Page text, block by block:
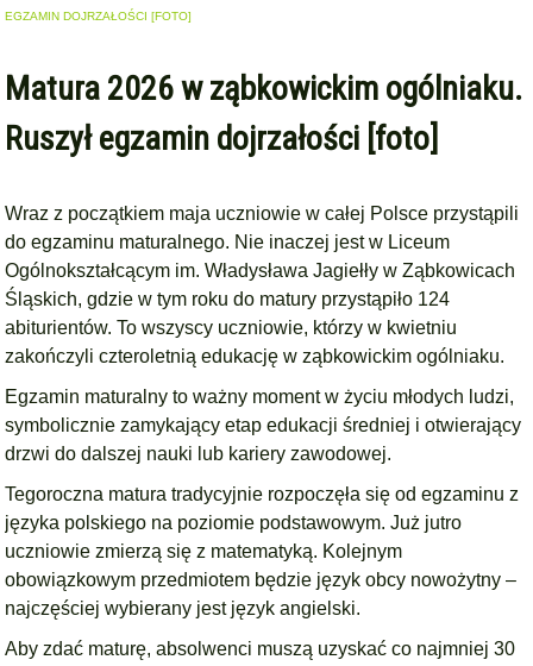
EGZAMIN DOJRZAŁOŚCI [FOTO]
Matura 2026 w ząbkowickim ogólniaku.
Ruszył egzamin dojrzałości [foto]
Wraz z początkiem maja uczniowie w całej Polsce przystąpili
do egzaminu maturalnego. Nie inaczej jest w Liceum
Ogólnokształcącym im. Władysława Jagiełły w Ząbkowicach
Śląskich, gdzie w tym roku do matury przystąpiło 124
abiturientów. To wszyscy uczniowie, którzy w kwietniu
zakończyli czteroletnią edukację w ząbkowickim ogólniaku.
Egzamin maturalny to ważny moment w życiu młodych ludzi,
symbolicznie zamykający etap edukacji średniej i otwierający
drzwi do dalszej nauki lub kariery zawodowej.
Tegoroczna matura tradycyjnie rozpoczęła się od egzaminu z
języka polskiego na poziomie podstawowym. Już jutro
uczniowie zmierzą się z matematyką. Kolejnym
obowiązkowym przedmiotem będzie język obcy nowożytny –
najczęściej wybierany jest język angielski.
Aby zdać maturę, absolwenci muszą uzyskać co najmniej 30